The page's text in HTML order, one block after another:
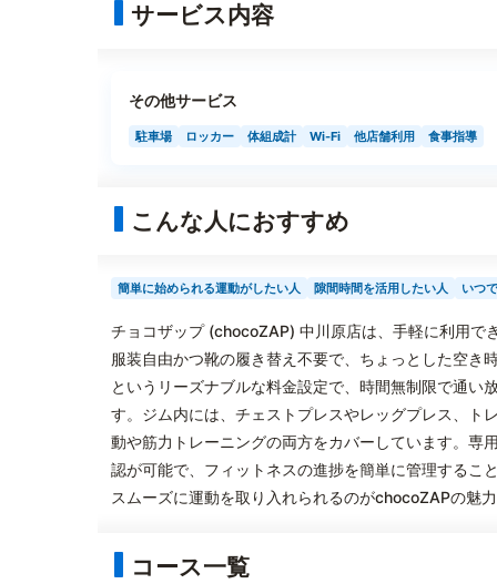
サービス内容
その他サービス
駐車場 ロッカー 体組成計 Wi-Fi 他店舗利用 食事指導
こんな人におすすめ
簡単に始められる運動がしたい人 隙間時間を活用したい人 いつ
チョコザップ (chocoZAP) 中川原店は、手軽に利用で
服装自由かつ靴の履き替え不要で、ちょっとした空
というリーズナブルな料金設定で、時間無制限で通い
す。ジム内には、チェストプレスやレッグプレス、ト
動や筋力トレーニングの両方をカバーしています。専
認が可能で、フィットネスの進捗を簡単に管理するこ
スムーズに運動を取り入れられるのがchocoZAPの魅
コース一覧